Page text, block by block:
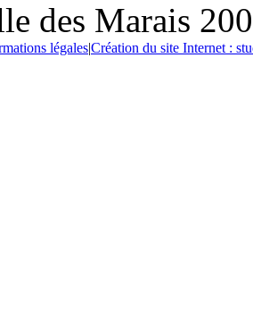
des Marais
légales|Création du site Internet :